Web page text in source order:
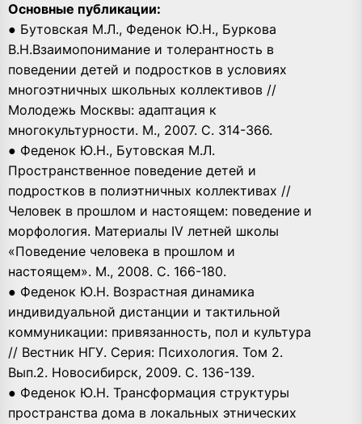
Основные публикации:
● Бутовская М.Л., Феденок Ю.Н., Буркова
В.Н.Взаимопонимание и толерантность в
поведении детей и подростков в условиях
многоэтничных школьных коллективов //
Молодежь Москвы: адаптация к
многокультурности. М., 2007. С. 314-366.
● Феденок Ю.Н., Бутовская М.Л.
Пространственное поведение детей и
подростков в полиэтничных коллективах //
Человек в прошлом и настоящем: поведение и
морфология. Материалы IV летней школы
«Поведение человека в прошлом и
настоящем». М., 2008. С. 166-180.
● Феденок Ю.Н. Возрастная динамика
индивидуальной дистанции и тактильной
коммуникации: привязанность, пол и культура
// Вестник НГУ. Серия: Психология. Том 2.
Вып.2. Новосибирск, 2009. С. 136-139.
● Феденок Ю.Н. Трансформация структуры
пространства дома в локальных этнических